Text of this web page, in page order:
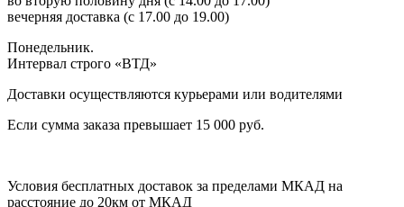
вечерняя доставка (с 17.00 до 19.00)
Понедельник.
Интервал строго «ВТД»
Доставки осуществляются курьерами или водителями
Если сумма заказа превышает 15 000 руб.
Условия бесплатных доставок за пределами МКАД на
расстояние до 20км от МКАД